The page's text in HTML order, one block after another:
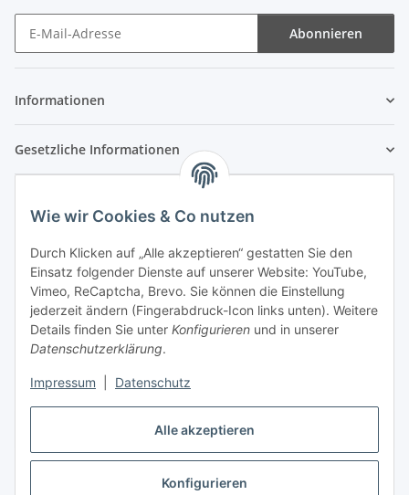
Alle akzeptieren
Konfigurieren
Wie wir Cookies & Co nutzen
Durch Klicken auf „Alle akzeptieren“ gestatten Sie den
Einsatz folgender Dienste auf unserer Website: YouTube,
Vimeo, ReCaptcha, Brevo. Sie können die Einstellung
jederzeit ändern (Fingerabdruck-Icon links unten). Weitere
Details finden Sie unter Konfigurieren und in unserer
Datenschutzerklärung.
Impressum Datenschutz
Abonnieren
Informationen
Gesetzliche Informationen
Vertrag widerrufen